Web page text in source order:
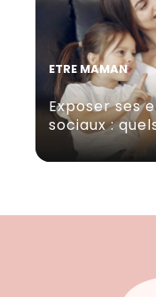
ETRE MAMAN
Exposer ses
sociaux :